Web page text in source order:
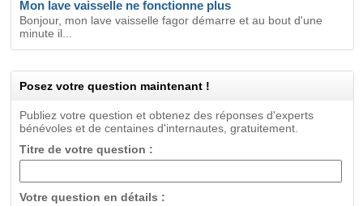
Mon lave vaisselle ne fonctionne plus
Bonjour, mon lave vaisselle fagor démarre et au bout d'une
minute il...
Posez votre question maintenant !
Publiez votre question et obtenez des réponses d'experts
bénévoles et de centaines d'internautes, gratuitement.
Titre de votre question :
Votre question en détails :